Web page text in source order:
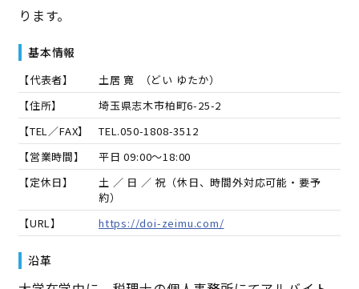
ります。
基本情報
【代表者】 土居 寛 （どい ゆたか）
【住所】
埼玉県志木市柏町6-25-2
【TEL／FAX】
TEL.050-1808-3512
【営業時間】
平日 09:00～18:00
【定休日】
土 ／ 日 ／ 祝（休日、時間外対応可能・要予
約）
【URL】
https://doi-zeimu.com/
沿革